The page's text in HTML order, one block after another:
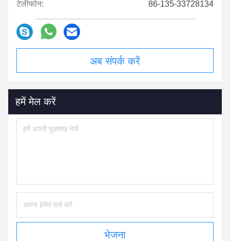
टेलीफोन: 86-135-33728134
अब संपर्क करें
हमें मेल करें
भेजना